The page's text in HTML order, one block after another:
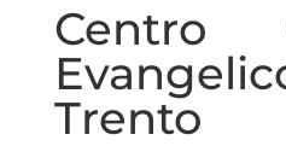
Centro
Trento